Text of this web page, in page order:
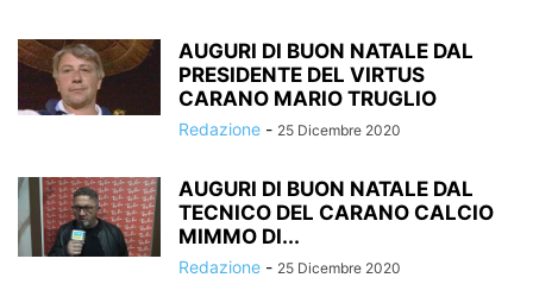
LA VOCE DEL MERCOLEDI
SERIE D SPAZIO TIFOSI
AUGURI DI BUON NATALE DAL
PRESIDENTE DEL VIRTUS
CARANO MARIO TRUGLIO
Redazione - 25 Dicembre 2020
AUGURI DI BUON NATALE DAL
TECNICO DEL CARANO CALCIO
MIMMO DI...
Redazione - 25 Dicembre 2020